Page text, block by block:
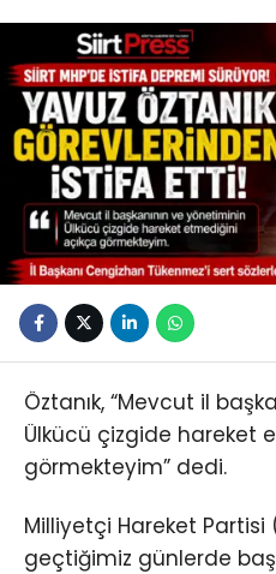
Öztanık, “Mevcut il
Ülkücü çizgide hareket
görmekteyim” dedi.
Milliyetçi Hareket Partisi
geçtiğimiz günlerde